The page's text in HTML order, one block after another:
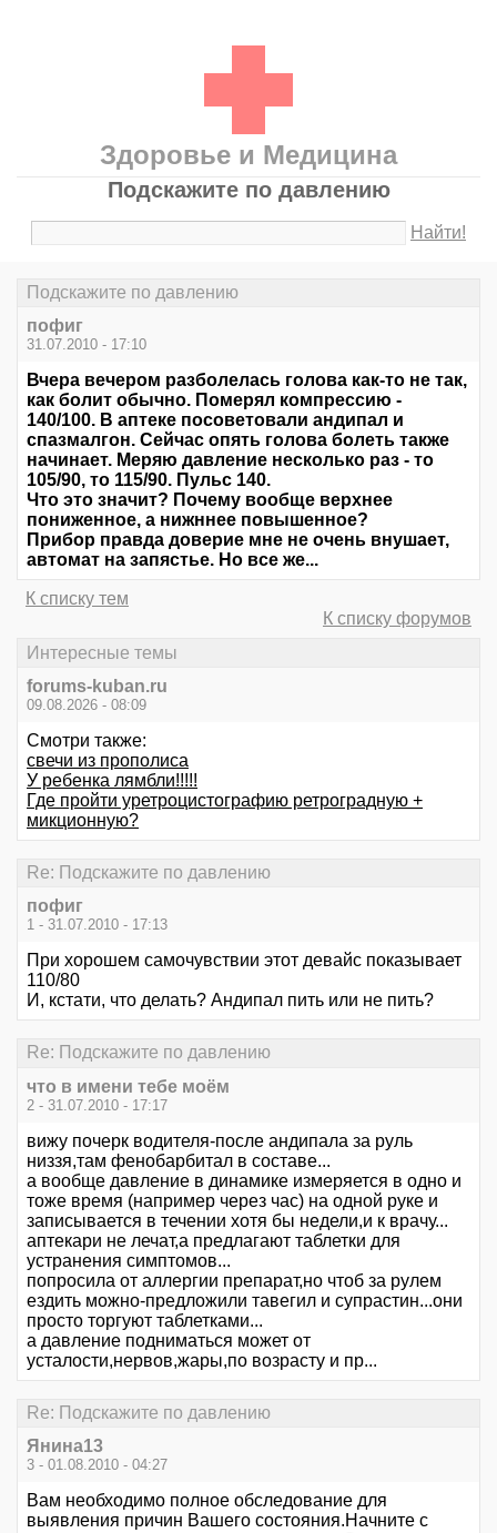
Здоровье и Медицина
Подскажите по давлению
Найти!
Подскажите по давлению
пофиг
31.07.2010 - 17:10
Вчера вечером разболелась голова как-то не так,
как болит обычно. Померял компрессию -
140/100. В аптеке посоветовали андипал и
спазмалгон. Сейчас опять голова болеть также
начинает. Меряю давление несколько раз - то
105/90, то 115/90. Пульс 140.
Что это значит? Почему вообще верхнее
пониженное, а нижннее повышенное?
Прибор правда доверие мне не очень внушает,
автомат на запястье. Но все же...
К списку тем
К списку форумов
Интересные темы
forums-kuban.ru
09.08.2026 - 08:09
Смотри также:
свечи из прополиса
У ребенка лямбли!!!!!
Где пройти уретроцистографию ретроградную +
микционную?
Re: Подскажите по давлению
пофиг
1 - 31.07.2010 - 17:13
При хорошем самочувствии этот девайс показывает
110/80
И, кстати, что делать? Андипал пить или не пить?
Re: Подскажите по давлению
что в имени тебе моём
2 - 31.07.2010 - 17:17
вижу почерк водителя-после андипала за руль
низзя,там фенобарбитал в составе...
а вообще давление в динамике измеряется в одно и
тоже время (например через час) на одной руке и
записывается в течении хотя бы недели,и к врачу...
аптекари не лечат,а предлагают таблетки для
устранения симптомов...
попросила от аллергии препарат,но чтоб за рулем
ездить можно-предложили тавегил и супрастин...они
просто торгуют таблетками...
а давление подниматься может от
усталости,нервов,жары,по возрасту и пр...
Re: Подскажите по давлению
Янина13
3 - 01.08.2010 - 04:27
Вам необходимо полное обследование для
выявления причин Вашего состояния.Начните с